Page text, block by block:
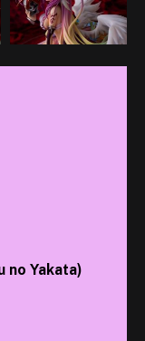
no Yakata)